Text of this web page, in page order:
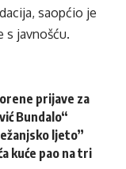
saopćio je
s javnošću.
prijave za
Bundalo“
ljeto”
kuće pao na tri